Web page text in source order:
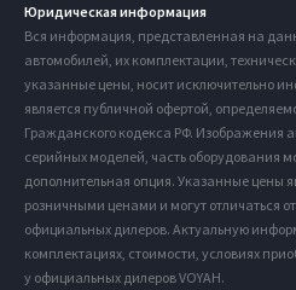
Юридическая информация
Вся информация, представленная на
автомобилей, их комплектации,
указанные цены, носит исключительно
является публичной офертой,
Гражданского кодекса РФ. Изображения
серийных моделей, часть оборудования
дополнительная опция. Указанные цены
розничными ценами и могут отличаться
официальных дилеров. Актуальную
комплектациях, стоимости, условиях
у официальных дилеров VOYAH.